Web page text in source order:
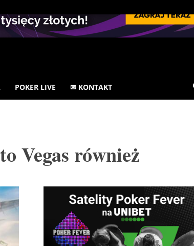
POKER LIVE ✉ KONTAKT
Vegas również